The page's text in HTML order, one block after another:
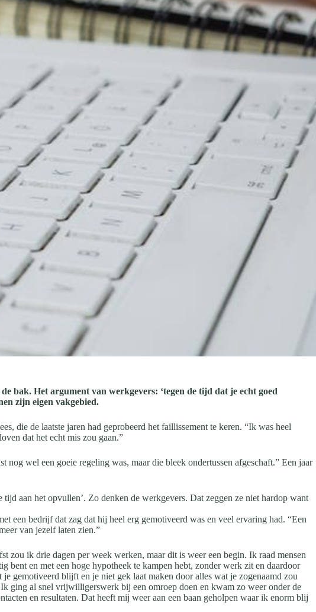
bak. Het argument van werkgevers: ‘tegen de tijd dat je echt goed
zijn eigen vakgebied.
die de laatste jaren had geprobeerd het faillissement te keren. “Ik was heel
dat het echt mis zou gaan.”
wel een goeie regeling was, maar die bleek ondertussen afgeschaft.” Een jaar
aan het opvullen’. Zo denken de werkgevers. Dat zeggen ze niet hardop want
een bedrijf dat zag dat hij heel erg gemotiveerd was en veel ervaring had. “Een
van jezelf laten zien.”
zou ik drie dagen per week werken, maar dit is weer een begin. Ik raad mensen
bent en met een hoge hypotheek te kampen hebt, zonder werk zit en daardoor
gemotiveerd blijft en je niet gek laat maken door alles wat je zogenaamd zou
ging al snel vrijwilligerswerk bij een omroep doen en kwam zo weer onder de
en resultaten. Dat heeft mij weer aan een baan geholpen waar ik enorm blij